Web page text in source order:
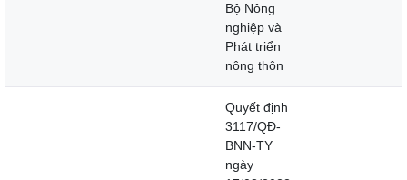
Bộ Nông
nghiệp và
Phát triển
nông thôn
Quyết định
3117/QĐ-
BNN-TY
ngày